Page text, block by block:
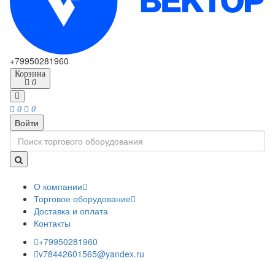
+79950281960
Корзина
0
0 0
Войти
О компании
Торговое оборудование
Доставка и оплата
Контакты
+79950281960
v78442601565@yandex.ru